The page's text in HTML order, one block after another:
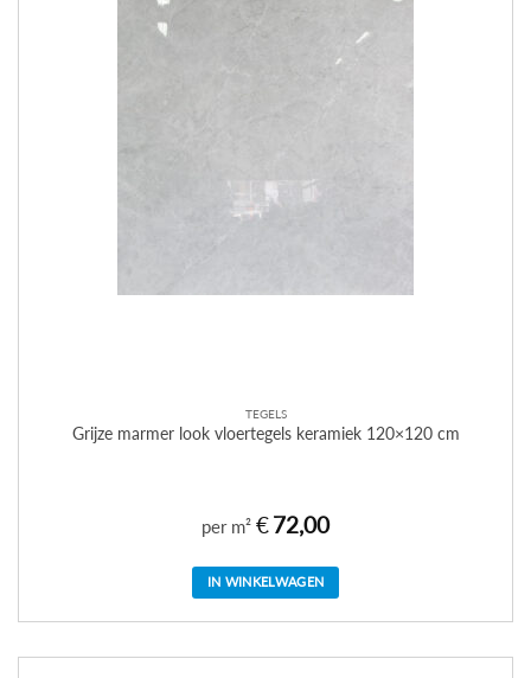
TEGELS
Grijze marmer look vloertegels keramiek 120×120 cm
per m² €72,00
IN WINKELWAGEN